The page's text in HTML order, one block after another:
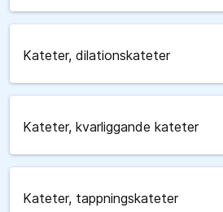
Kateter, dilationskateter
Kateter, kvarliggande kateter
Kateter, tappningskateter